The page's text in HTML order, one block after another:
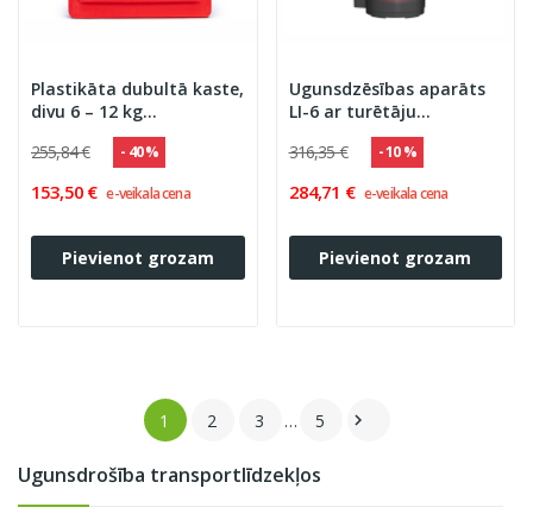
Ugunsdrošība transportlīdzekļos
Plastikāta dubultā kaste,
divu 6 – 12 kg
ugunsdzēsības aparātu
ievietošanai,
255,84 € - 40 %
153,50 € e-veikala cena
Pievienot grozam
Ugunsdzēsības aparāts
LI-6 ar turētāju
(Ogniochron S.A.) A/Lit.
VER-DIS
316,35 € - 10 %
284,71 € e-veikala cena
Pievienot grozam
1 2 3 … 5 